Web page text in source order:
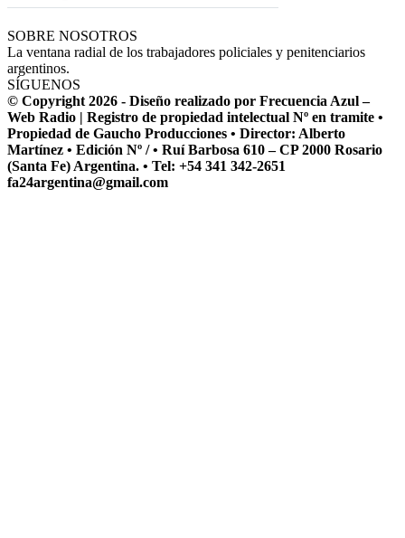
SOBRE NOSOTROS
La ventana radial de los trabajadores policiales y penitenciarios
argentinos.
SÍGUENOS
© Copyright 2026 - Diseño realizado por Frecuencia Azul –
Web Radio | Registro de propiedad intelectual Nº en tramite •
Propiedad de Gaucho Producciones • Director: Alberto
Martínez • Edición Nº / • Ruí Barbosa 610 – CP 2000 Rosario
(Santa Fe) Argentina. • Tel: +54 341 342-2651
fa24argentina@gmail.com